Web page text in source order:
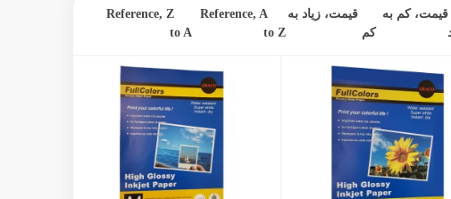
قیمت، کم به
قیمت، زیاد به
کم
Reference, A
to Z
Reference, Z
to A